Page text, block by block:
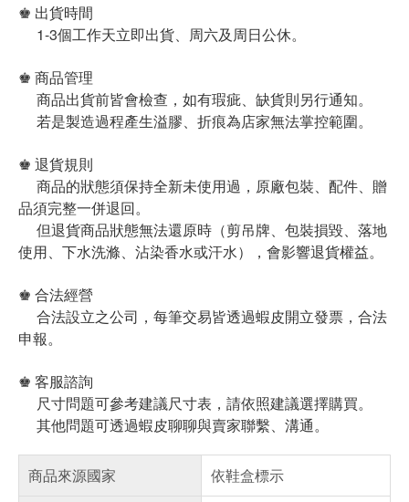
♚ 出貨時間
1-3個工作天立即出貨、周六及周日公休。
♚ 商品管理
商品出貨前皆會檢查，如有瑕疵、缺貨則另行通知。
若是製造過程產生溢膠、折痕為店家無法掌控範圍。
♚ 退貨規則
商品的狀態須保持全新未使用過，原廠包裝、配件、贈
品須完整一併退回。
但退貨商品狀態無法還原時（剪吊牌、包裝損毀、落地
使用、下水洗滌、沾染香水或汗水），會影響退貨權益。
♚ 合法經營
合法設立之公司，每筆交易皆透過蝦皮開立發票，合法
申報。
♚ 客服諮詢
尺寸問題可參考建議尺寸表，請依照建議選擇購買。
其他問題可透過蝦皮聊聊與賣家聯繫、溝通。
商品來源國家
依鞋盒標示